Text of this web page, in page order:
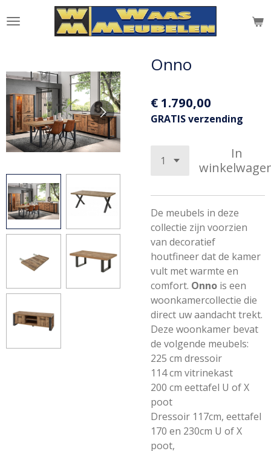
direct
hoofdinhoud
Onno
€ 1.790,00
GRATIS verzending
In
De meubels in deze
collectie zijn voorzien
van decoratief
houtfineer dat de kamer
vult met warmte en
comfort. Onno is een
woonkamercollectie die
direct uw aandacht trekt.
Deze woonkamer bevat
de volgende meubels:
225 cm dressoir
114 cm vitrinekast
200 cm eettafel U of X
poot
Dressoir 117cm, eettafel
170 en 230cm U of X
poot,